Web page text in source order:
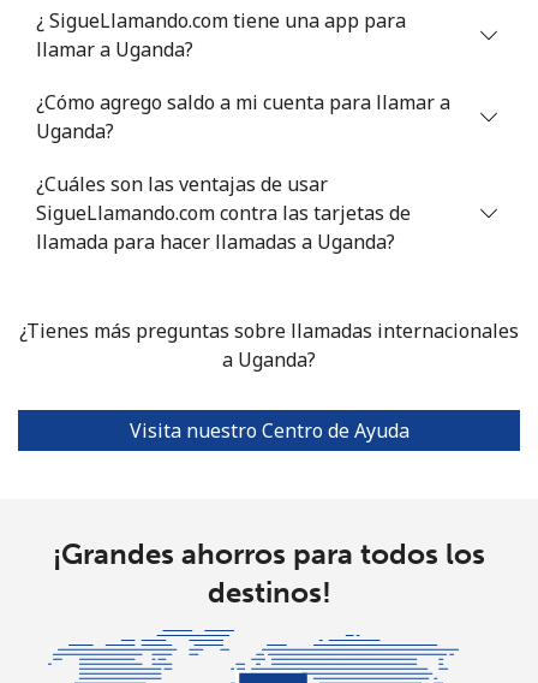
All country ⁦9.5p⁩
105 min por
Uzbekistan
Línea fija ⁦8.9p⁩
112 min por
⁦£10⁩
¿ SigueLlamando.com tiene una app para
llamar a Uganda?
¿Cómo agrego saldo a mi cuenta para llamar a
Uganda?
¿Cuáles son las ventajas de usar
SigueLlamando.com contra las tarjetas de
llamada para hacer llamadas a Uganda?
¿Tienes más preguntas sobre llamadas internacionales
a Uganda?
Visita nuestro Centro de Ayuda
¡Grandes ahorros para todos los
destinos!